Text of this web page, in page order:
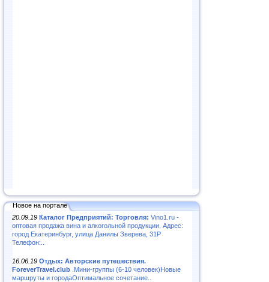
Новое на портале
20.09.19 Каталог Предприятий: Торговля: Vino1.ru -
оптовая продажа вина и алкогольной продукции. Адрес:
город Екатеринбург, улица Данилы Зверева, 31Р
Телефон:..
16.06.19 Отдых: Авторские путешествия.
ForeverTravel.club .Мини-группы (6-10 человек)Новые
маршруты и городаОптимальное сочетание..